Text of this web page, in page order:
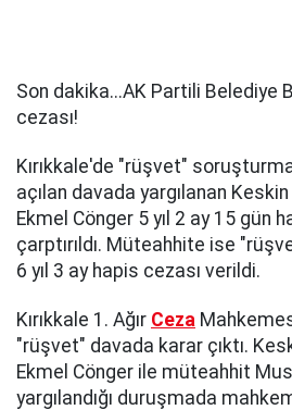
Son dakika...AK Partili Belediye
cezası!
Kırıkkale'de "rüşvet"
açılan davada yargılanan
Ekmel Cönger 5 yıl 2 ay 15 gün
çarptırıldı. Müteahhite ise
6 yıl 3 ay hapis cezası verildi.
Kırıkkale 1. Ağır Ceza
"rüşvet" davada karar çıktı.
Ekmel Cönger ile müteahhit
yargılandığı duruşmada